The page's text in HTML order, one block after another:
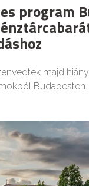
program
majd
Budapesten.